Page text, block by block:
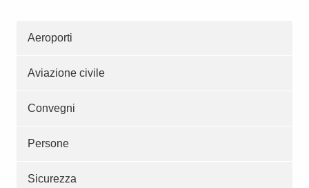
Aeroporti
Aviazione civile
Convegni
Persone
Sicurezza